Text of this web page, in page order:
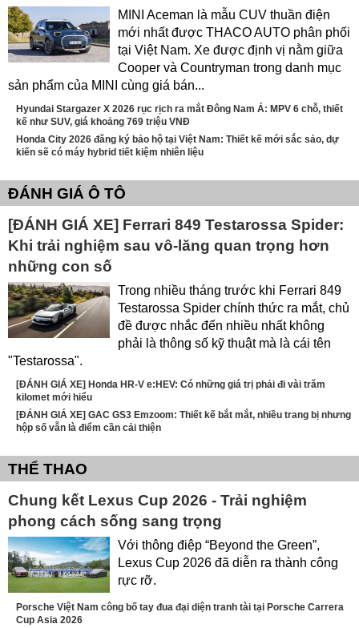
MINI Aceman là mẫu CUV thuần điện
mới nhất được THACO AUTO phân phối
tại Việt Nam. Xe được định vị nằm giữa
Cooper và Countryman trong danh mục
sản phẩm của MINI cùng giá bán...
Hyundai Stargazer X 2026 rục rịch ra mắt Đông Nam Á: MPV 6 chỗ, thiết
kế như SUV, giá khoảng 769 triệu VNĐ
Honda City 2026 đăng ký bảo hộ tại Việt Nam: Thiết kế mới sắc sảo, dự
kiến sẽ có máy hybrid tiết kiệm nhiên liệu
ĐÁNH GIÁ Ô TÔ
[ĐÁNH GIÁ XE] Ferrari 849 Testarossa Spider:
Khi trải nghiệm sau vô-lăng quan trọng hơn
những con số
Trong nhiều tháng trước khi Ferrari 849
Testarossa Spider chính thức ra mắt, chủ
đề được nhắc đến nhiều nhất không
phải là thông số kỹ thuật mà là cái tên
"Testarossa".
[ĐÁNH GIÁ XE] Honda HR-V e:HEV: Có những giá trị phải đi vài trăm
kilomet mới hiểu
[ĐÁNH GIÁ XE] GAC GS3 Emzoom: Thiết kế bắt mắt, nhiều trang bị nhưng
hộp số vẫn là điểm cần cải thiện
THỂ THAO
Chung kết Lexus Cup 2026 - Trải nghiệm
phong cách sống sang trọng
Với thông điệp “Beyond the Green”,
Lexus Cup 2026 đã diễn ra thành công
rực rỡ.
Porsche Việt Nam công bố tay đua đại diện tranh tài tại Porsche Carrera
Cup Asia 2026